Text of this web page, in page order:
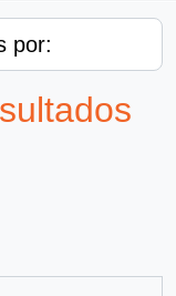
por: